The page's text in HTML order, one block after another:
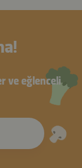
ve eğlenceli